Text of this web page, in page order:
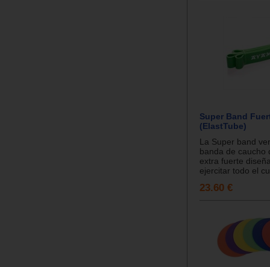
Super Band
(ElastTube)
La Super band
banda de caucho
extra fuerte
ejercitar todo el
23.60 €